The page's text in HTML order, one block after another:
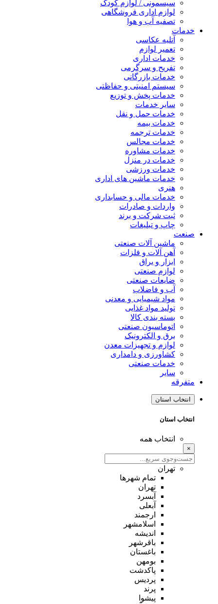
سیسمونی / لوازم کودک
لوازم اداری فروشگاهی
تصفیه آب و هوا
خدمات
آتلیه عکاسی
تعمیر لوازم
خدمات اداری
تفریح و سرگرمی
خدمات بازرگانی
سیستم امنیتی و حفاظتی
خدمات پخش و توزیع
سایر خدمات
خدمات حمل و نقل
خدمات بیمه
خدمات ترجمه
خدمات مجالس
خدمات مشاوره
خدمات در منزل
خدمات ورزشی
خدمات ماشین های اداری
هنری
خدمات مالی و حسابداری
واردات و صادرات
ثبت شرکت و برند
چاپ و تبلیغات
صنعت
ماشین آلات صنعتی
آهن آلات و فلزات
ابزار و یراق
لوازم صنعتی
ضایعات صنعتی
آب و فاضلاب
مواد شیمیایی و معدنی
تولید مواد غذایی
بسته بندی کالا
اتوماسیون صنعتی
برق و الکترونیک
لوازم و تجهیزات معدن
کشاورزی و دامداری
خدمات صنعتی
سایر
متفرقه
انتخاب استان
انتخاب استان
انتخاب همه
×
تهران
تمام شهر‌ها
تهران
آبسرد
آبعلی
ارجمند
اسلامشهر
اندیشه
باقرشهر
باغستان
بومهن
پاکدشت
پردیس
پرند
پیشوا